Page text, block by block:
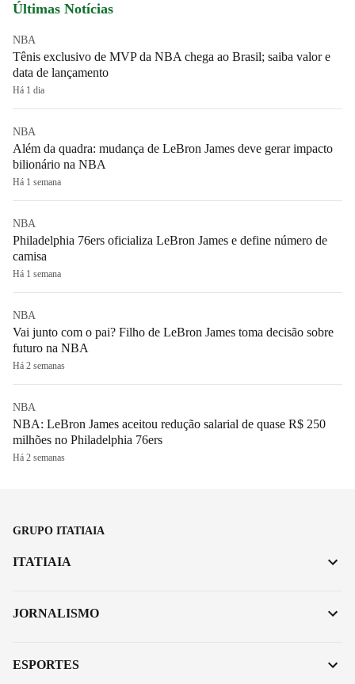
Últimas Notícias
NBA
Tênis exclusivo de MVP da NBA chega ao Brasil; saiba valor e
data de lançamento
Há 1 dia
NBA
Além da quadra: mudança de LeBron James deve gerar impacto
bilionário na NBA
Há 1 semana
NBA
Philadelphia 76ers oficializa LeBron James e define número de
camisa
Há 1 semana
NBA
Vai junto com o pai? Filho de LeBron James toma decisão sobre
futuro na NBA
Há 2 semanas
NBA
NBA: LeBron James aceitou redução salarial de quase R$ 250
milhões no Philadelphia 76ers
Há 2 semanas
GRUPO ITATIAIA
ITATIAIA
JORNALISMO
ESPORTES